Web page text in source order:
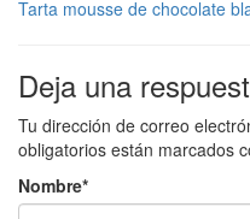
Tarta mousse de chocolate
Deja una
Tu dirección de correo
obligatorios están marcados
Nombre*